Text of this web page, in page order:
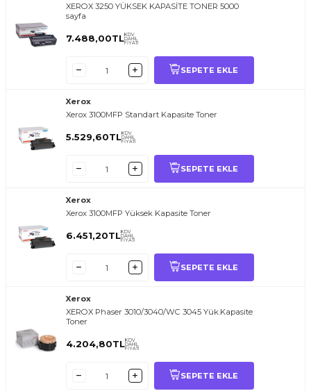
XEROX 3250 YÜKSEK KAPASİTE TONER 5000
sayfa
7.488,00TLKDV
DAHİL
FİYATI
SEPETE EKLE
Xerox
Xerox 3100MFP Standart Kapasite Toner
5.529,60TLKDV
DAHİL
FİYATI
SEPETE EKLE
Xerox
Xerox 3100MFP Yüksek Kapasite Toner
6.451,20TLKDV
DAHİL
FİYATI
SEPETE EKLE
Xerox
XEROX Phaser 3010/3040/WC 3045 Yük.Kapasite
Toner
4.204,80TLKDV
DAHİL
FİYATI
SEPETE EKLE